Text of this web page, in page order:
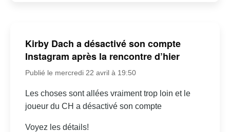
Kirby Dach a désactivé son compte
Instagram après la rencontre d’hier
Publié le mercredi 22 avril à 19:50
Les choses sont allées vraiment trop loin et le
joueur du CH a désactivé son compte
Voyez les détails!